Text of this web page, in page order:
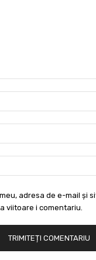
adresa de e-mail și
viitoare i comentariu.